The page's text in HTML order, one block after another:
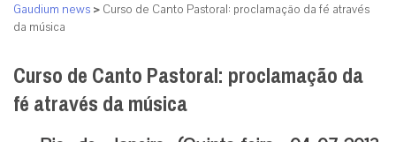
Gaudium news > Curso de Canto Pastoral: proclamação da fé através
da música
Curso de Canto Pastoral: proclamação da
fé através da música